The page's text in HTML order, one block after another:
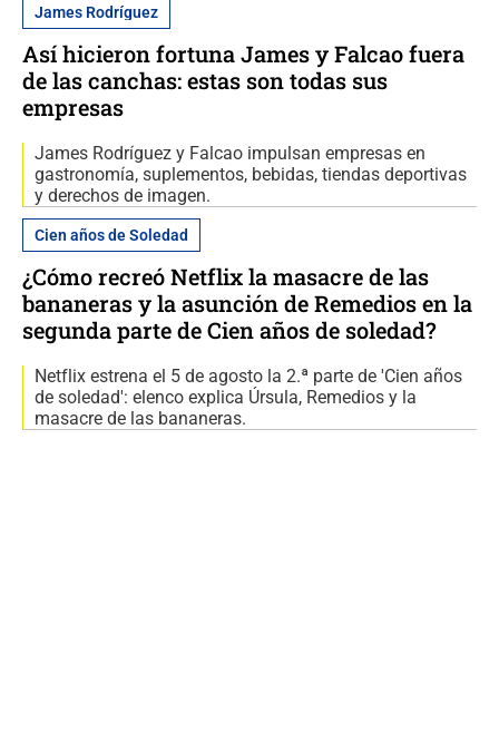
James Rodríguez
Así hicieron fortuna James y Falcao fuera
de las canchas: estas son todas sus
empresas
James Rodríguez y Falcao impulsan empresas en
gastronomía, suplementos, bebidas, tiendas deportivas
y derechos de imagen.
Cien años de Soledad
¿Cómo recreó Netflix la masacre de las
bananeras y la asunción de Remedios en la
segunda parte de Cien años de soledad?
Netflix estrena el 5 de agosto la 2.ª parte de 'Cien años
de soledad': elenco explica Úrsula, Remedios y la
masacre de las bananeras.